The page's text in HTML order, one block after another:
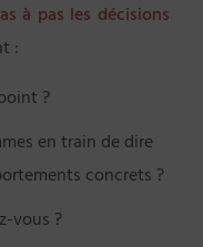
à pas les décisions
:
?
en train de dire
concrets ?
vous ?